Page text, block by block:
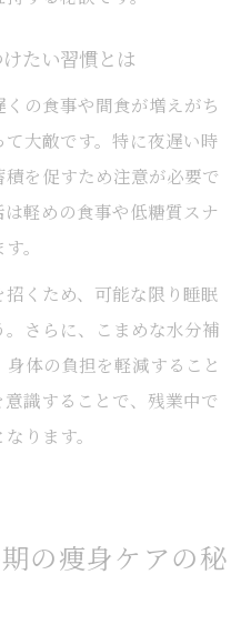
たい習慣とは
の食事や間食が増えがち
大敵です。特に夜遅い時
を促すため注意が必要で
軽めの食事や低糖質スナ
。
くため、可能な限り睡眠
さらに、こまめな水分補
体の負担を軽減すること
識することで、残業中で
ります。
の痩身ケアの秘